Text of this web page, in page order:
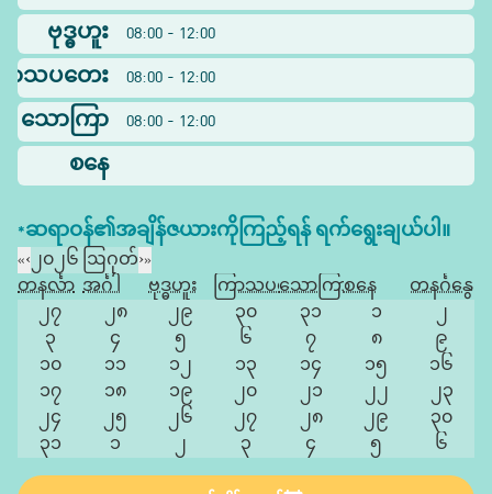
ဗုဒ္ဓဟူး
08:00 - 12:00
ာသပတေး
08:00 - 12:00
သောကြာ
08:00 - 12:00
စနေ
*ဆရာဝန်၏အချိန်ဇယားကိုကြည့်ရန် ရက်ရွေးချယ်ပါ။
«‹ ၂၀၂၆ ဩဂုတ်›»
တနင်္လာ အင်္ဂါ ဗုဒ္ဓဟူး ကြာသပတေးသောကြာစနေ
တနင်္ဂနွေ
၂၇
၂၈ ၂၉ ၃၀ ၃၁ ၁
၂
၃
၄ ၅ ၆ ၇ ၈
၉
၁၀
၁၁ ၁၂ ၁၃ ၁၄ ၁၅
၁၆
၁၇
၁၈ ၁၉ ၂၀ ၂၁ ၂၂
၂၃
၂၄
၂၅ ၂၆ ၂၇ ၂၈ ၂၉
၃၀
၃၁
၁ ၂ ၃ ၄ ၅ ၆